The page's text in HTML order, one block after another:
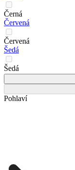
Černá
Červená
Červená
Šedá
Šedá
Pohlaví